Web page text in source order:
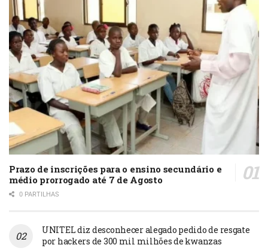
Prazo de inscrições para o ensino secundário e
médio prorrogado até 7 de Agosto
0 PARTILHAS
UNITEL diz desconhecer alegado pedido de resgate
por hackers de 300 mil milhões de kwanzas